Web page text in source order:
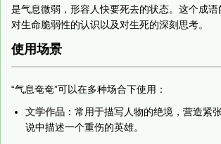
是气息微弱，形容人快要死去的状态。这个成语
对生命脆弱性的认识以及对生死的深刻思考。
使用场景
“气息奄奄”可以在多种场合下使用：
文学作品 ：常用于描写人物的绝境，营造紧
说中描述一个重伤的英雄。